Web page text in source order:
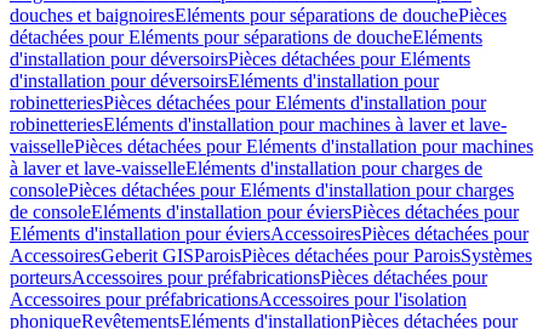
douches et baignoiresEléments pour séparations de douchePièces
détachées pour Eléments pour séparations de doucheEléments
d'installation pour déversoirsPièces détachées pour Eléments
d'installation pour déversoirsEléments d'installation pour
robinetteriesPièces détachées pour Eléments d'installation pour
robinetteriesEléments d'installation pour machines à laver et lave-
vaissellePièces détachées pour Eléments d'installation pour machines
à laver et lave-vaisselleEléments d'installation pour charges de
consolePièces détachées pour Eléments d'installation pour charges
de consoleEléments d'installation pour éviersPièces détachées pour
Eléments d'installation pour éviersAccessoiresPièces détachées pour
AccessoiresGeberit GISParoisPièces détachées pour ParoisSystèmes
porteursAccessoires pour préfabricationsPièces détachées pour
Accessoires pour préfabricationsAccessoires pour l'isolation
phoniqueRevêtementsEléments d'installationPièces détachées pour